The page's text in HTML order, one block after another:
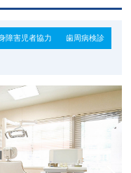
障害児者協力 歯周病検診